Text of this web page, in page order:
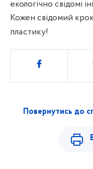
екологічно свідомі
Кожен свідомий
пластику!
Поділитись
Повернутись до